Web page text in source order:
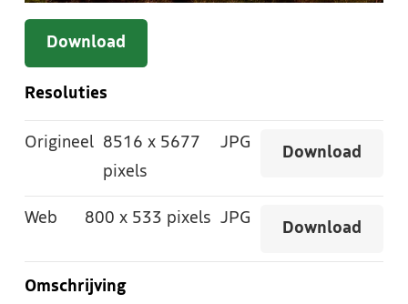
Download
Resoluties
Origineel 8516 x 5677
pixels
JPG
Download
Web 800 x 533 pixels JPG
Download
Omschrijving